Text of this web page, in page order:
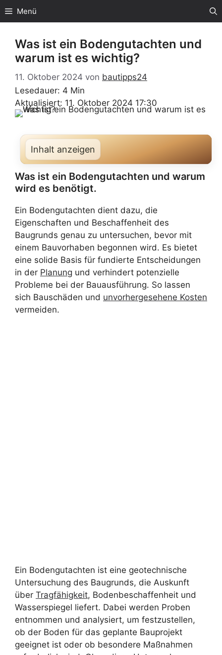
Menü
Was ist ein Bodengutachten und
warum ist es wichtig?
11. Oktober 2024 von bautipps24
Lesedauer: 4 Min
Aktualisiert: 11. Oktober 2024 17:30
Inhalt anzeigen
Was ist ein Bodengutachten und warum
wird es benötigt.
Ein Bodengutachten dient dazu, die
Eigenschaften und Beschaffenheit des
Baugrunds genau zu untersuchen, bevor mit
einem Bauvorhaben begonnen wird. Es bietet
eine solide Basis für fundierte Entscheidungen
in der Planung und verhindert potenzielle
Probleme bei der Bauausführung. So lassen
sich Bauschäden und unvorhergesehene Kosten
vermeiden.
Ein Bodengutachten ist eine geotechnische
Untersuchung des Baugrunds, die Auskunft
über Tragfähigkeit, Bodenbeschaffenheit und
Wasserspiegel liefert. Dabei werden Proben
entnommen und analysiert, um festzustellen,
ob der Boden für das geplante Bauprojekt
geeignet ist oder ob besondere Maßnahmen